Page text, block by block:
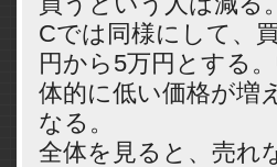
Cでは同様にして、
円から5万円とする
体的に低い価格が増
なる。
全体を見ると、売れ